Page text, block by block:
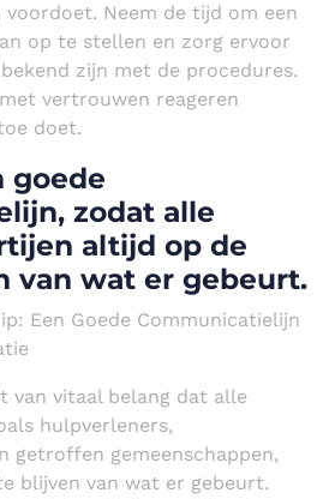
Neem de tijd om een
op te stellen en zorg ervoor
zijn met de procedures.
vertrouwen reageren
doet.
goede
zodat alle
altijd op de
van wat er gebeurt.
Een Goede Communicatielijn
van vitaal belang dat alle
hulpverleners,
getroffen gemeenschappen,
blijven van wat er gebeurt.